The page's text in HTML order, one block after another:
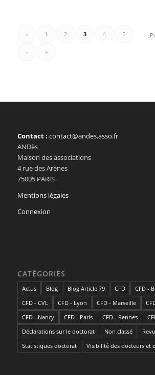
‹ 1 2 3 4 5
› »
Contact : contact@andes.asso.fr
ANDès
Maison des associations
4 rue des Arènes
75005 PARIS
Mentions légales
Connexion
CATÉGORIES
Actus Blog Blog Article 79 CFD
CFD -
CFD - CVL
CFD - Lyon CFD - Marseille
CFD - Nancy
CFD - Paris CFD - Rennes
Déclarations sur le doctorat
Non classé
Statistiques doctorat
Visibilité des docteurs et